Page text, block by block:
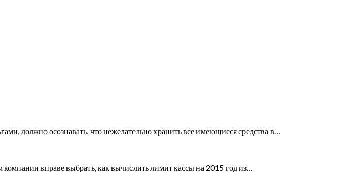
должно осознавать, что нежелательно хранить все имеющиеся средства в…
вправе выбрать, как вычислить лимит кассы на 2015 год из…